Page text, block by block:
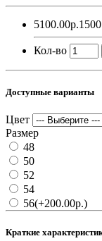
5100.00р.
Кол-во
Доступные варианты
Цвет
Размер
48
50
52
54
56(+200.00р.)
Краткие